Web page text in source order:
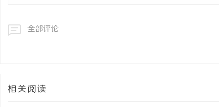
全部评论
相关阅读